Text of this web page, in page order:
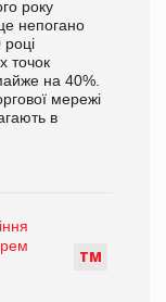
року
непогано
році
точок
на 40%.
мережі
в
ТМ